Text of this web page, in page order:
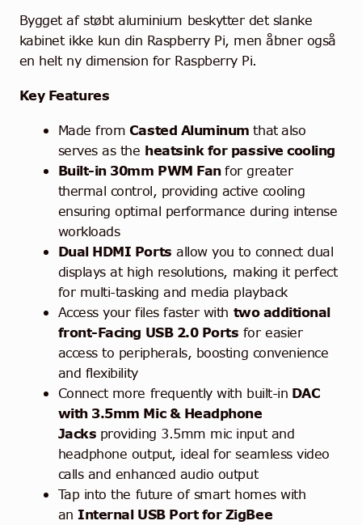
Bygget af støbt aluminium beskytter det slanke
kabinet ikke kun din Raspberry Pi, men åbner også
en helt ny dimension for Raspberry Pi.
Key Features
Made from Casted Aluminumthat also
serves as the heatsink for passive cooling
Built-in 30mm PWM Fanfor greater
thermal control, providing active cooling
ensuring optimal performance during intense
workloads
Dual HDMI Ports allow you to connect dual
displays at high resolutions, making it perfect
for multi-tasking and media playback
Access your files faster with two additional
front-Facing USB 2.0 Ports for easier
access to peripherals, boosting convenience
and flexibility
Connect more frequently with built-in DAC
with 3.5mm Mic & Headphone
Jacks providing 3.5mm mic input and
headphone output, ideal for seamless video
calls and enhanced audio output
Tap into the future of smart homes with
an Internal USB Port for ZigBee